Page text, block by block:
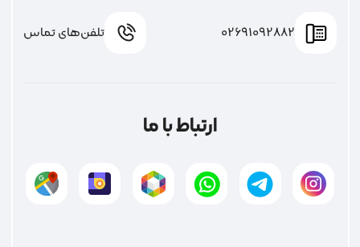
02691092882 تلفن‌های تماس
ارتباط با ما